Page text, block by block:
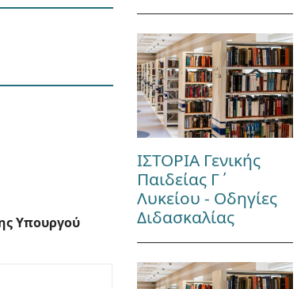
Υπουργού
ΙΣΤΟΡΙΑ Γενικής
Παιδείας Γ΄
Λυκείου - Οδηγίες
Διδασκαλίας